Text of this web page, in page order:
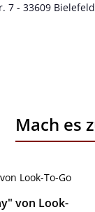
7 - 33609
Mach es
von Look-